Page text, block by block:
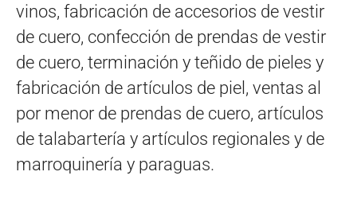
vinos, fabricación de accesorios de vestir
de cuero, confección de prendas de vestir
de cuero, terminación y teñido de pieles y
fabricación de artículos de piel, ventas al
por menor de prendas de cuero, artículos
de talabartería y artículos regionales y de
marroquinería y paraguas.